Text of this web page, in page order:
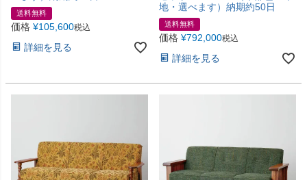
送料無料
価格 ¥105,600税込
詳細を見る
地・選べます）納期約50日
送料無料
価格 ¥792,000税込
詳細を見る